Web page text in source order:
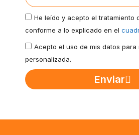
He leído y acepto el tratamiento
conforme a lo explicado en el
Acepto el uso de mis datos
personalizada.
Enviar